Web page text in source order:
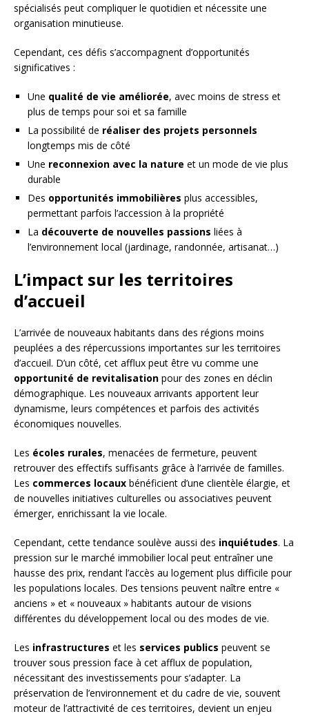
spécialisés peut compliquer le quotidien et nécessite une
organisation minutieuse.
Cependant, ces défis s’accompagnent d’opportunités
significatives :
Une qualité de vie améliorée, avec moins de stress et
plus de temps pour soi et sa famille
La possibilité de réaliser des projets personnels
longtemps mis de côté
Une reconnexion avec la nature et un mode de vie plus
durable
Des opportunités immobilières plus accessibles,
permettant parfois l’accession à la propriété
La découverte de nouvelles passions liées à
l’environnement local (jardinage, randonnée, artisanat…)
L’impact sur les territoires
d’accueil
L’arrivée de nouveaux habitants dans des régions moins
peuplées a des répercussions importantes sur les territoires
d’accueil. D’un côté, cet afflux peut être vu comme une
opportunité de revitalisation pour des zones en déclin
démographique. Les nouveaux arrivants apportent leur
dynamisme, leurs compétences et parfois des activités
économiques nouvelles.
Les écoles rurales, menacées de fermeture, peuvent
retrouver des effectifs suffisants grâce à l’arrivée de familles.
Les commerces locaux bénéficient d’une clientèle élargie, et
de nouvelles initiatives culturelles ou associatives peuvent
émerger, enrichissant la vie locale.
Cependant, cette tendance soulève aussi des inquiétudes. La
pression sur le marché immobilier local peut entraîner une
hausse des prix, rendant l’accès au logement plus difficile pour
les populations locales. Des tensions peuvent naître entre «
anciens » et « nouveaux » habitants autour de visions
différentes du développement local ou des modes de vie.
Les infrastructures et les services publics peuvent se
trouver sous pression face à cet afflux de population,
nécessitant des investissements pour s’adapter. La
préservation de l’environnement et du cadre de vie, souvent
moteur de l’attractivité de ces territoires, devient un enjeu